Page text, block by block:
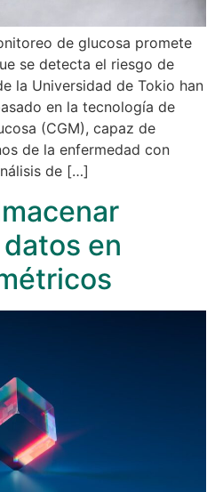
de glucosa promete
se detecta el riesgo de
la Universidad de Tokio han
en la tecnología de
(CGM), capaz de
de la enfermedad con
de […]
en